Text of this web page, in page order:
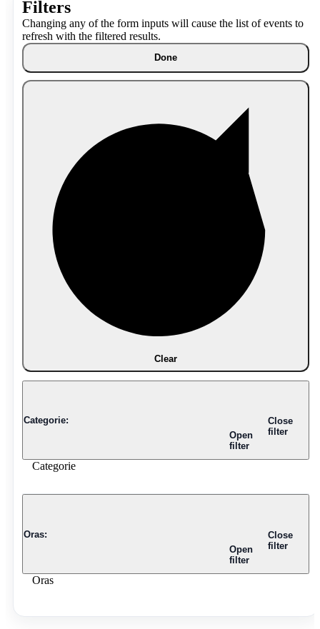
Filters
Changing any of the form inputs will cause the list of events to
refresh with the filtered results.
Done
Clear
Categorie:
Open
filter
Close
filter
Categorie
Oras:
Open
filter
Close
filter
Oras